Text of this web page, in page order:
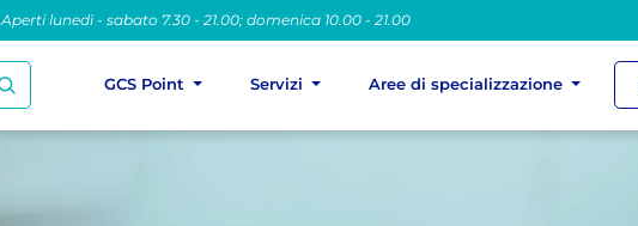
Aperti lunedì - sabato 7.30 - 21.00; domenica 10.00 - 21.00
GCS Point Servizi Aree di specializzazione